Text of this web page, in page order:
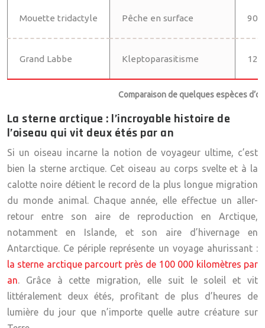
Comparaison de quelques espèces
Mouette tridactyle Pêche en surface 90-
Grand Labbe Kleptoparasitisme
La sterne arctique : l’incroyable histoire de
l’oiseau qui vit deux étés par an
Si un oiseau incarne la notion de voyageur ultime, c’est
bien la sterne arctique. Cet oiseau au corps svelte et à la
calotte noire détient le record de la plus longue migration
du monde animal. Chaque année, elle effectue un aller-
retour entre son aire de reproduction en Arctique,
notamment en Islande, et son aire d’hivernage en
Antarctique. Ce périple représente un voyage ahurissant :
la sterne arctique parcourt près de 100 000 kilomètres par
an. Grâce à cette migration, elle suit le soleil et vit
littéralement deux étés, profitant de plus d’heures de
lumière du jour que n’importe quelle autre créature sur